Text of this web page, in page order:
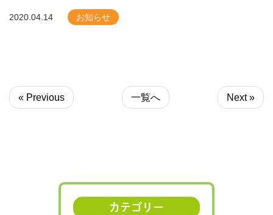
2020.04.14 お知らせ
« Previous 一覧へ Next »
カテゴリー